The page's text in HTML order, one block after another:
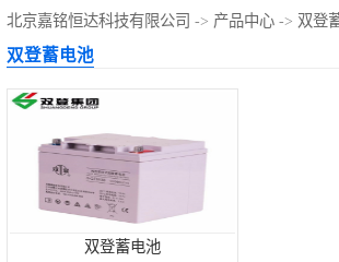
北京嘉铭恒达科技有限公司 -> 产品中心 -> 双登
双登蓄电池
双登蓄电池
UPS租赁/UPS电
源出租
山特UPS电源
艾默生UPS电源
科士达UPS不间